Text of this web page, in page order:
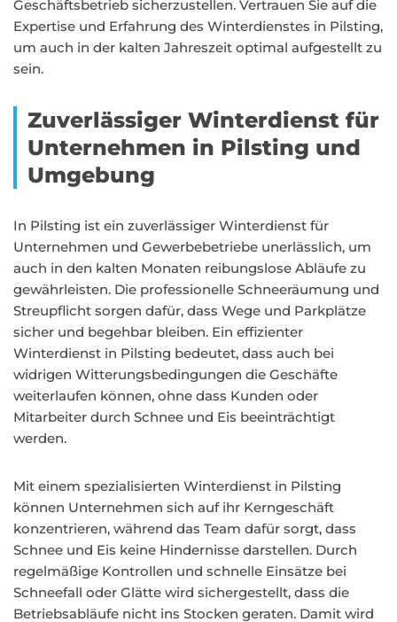
Geschäftsbetrieb sicherzustellen. Vertrauen Sie auf die
Expertise und Erfahrung des Winterdienstes in Pilsting,
um auch in der kalten Jahreszeit optimal aufgestellt zu
sein.
Zuverlässiger Winterdienst für
Unternehmen in Pilsting und
Umgebung
In Pilsting ist ein zuverlässiger Winterdienst für
Unternehmen und Gewerbebetriebe unerlässlich, um
auch in den kalten Monaten reibungslose Abläufe zu
gewährleisten. Die professionelle Schneeräumung und
Streupflicht sorgen dafür, dass Wege und Parkplätze
sicher und begehbar bleiben. Ein effizienter
Winterdienst in Pilsting bedeutet, dass auch bei
widrigen Witterungsbedingungen die Geschäfte
weiterlaufen können, ohne dass Kunden oder
Mitarbeiter durch Schnee und Eis beeinträchtigt
werden.
Mit einem spezialisierten Winterdienst in Pilsting
können Unternehmen sich auf ihr Kerngeschäft
konzentrieren, während das Team dafür sorgt, dass
Schnee und Eis keine Hindernisse darstellen. Durch
regelmäßige Kontrollen und schnelle Einsätze bei
Schneefall oder Glätte wird sichergestellt, dass die
Betriebsabläufe nicht ins Stocken geraten. Damit wird